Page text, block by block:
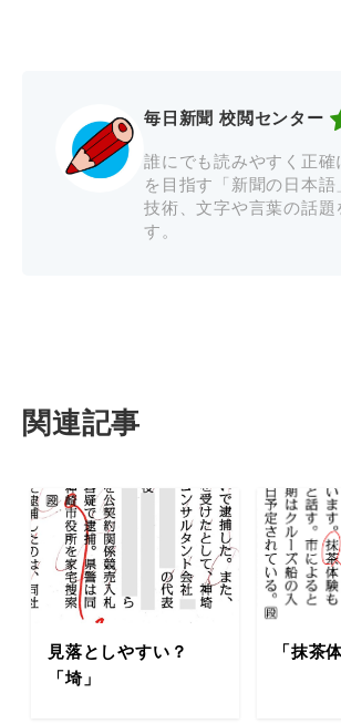
毎日新聞 校閲センター
誰にでも読みやすく正確
を目指す「新聞の日本
技術、文字や言葉の話題
す。
関連記事
見落としやすい？
「埼」
「抹茶